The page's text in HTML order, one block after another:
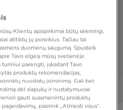
360°
Klientų apsipirkimai būtų sėkmingi,
atitiktų jų poreikius. Tačiau tai
duomenų saugumą. Spustelk
Tavo elgesį mūsų svetainėje
turiniui parengti, įskaitant Tavo
produktų rekomendacijas,
nuostatų įsiminimą. Gali bet
dėl slapukų ir nustatymuose
gauti suasmenintų produktų
pasirink „Atmesti visus”.